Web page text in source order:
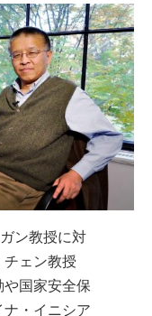
ン教授に対
ェン教授
国家安全保
・イニシア